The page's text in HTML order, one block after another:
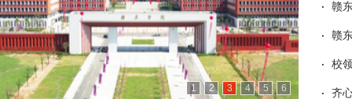
1 2 3 4 5 6
工
赣
秀
赣
部
校
齐